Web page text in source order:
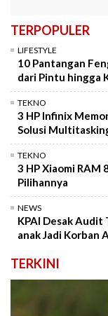
TERPOPULER
LIFESTYLE
10 Pantangan
dari Pintu hingga
TEKNO
3 HP Infinix
Solusi
TEKNO
3 HP Xiaomi RAM
Pilihannya
NEWS
KPAI Desak Audit
anak Jadi Korban
TERKINI